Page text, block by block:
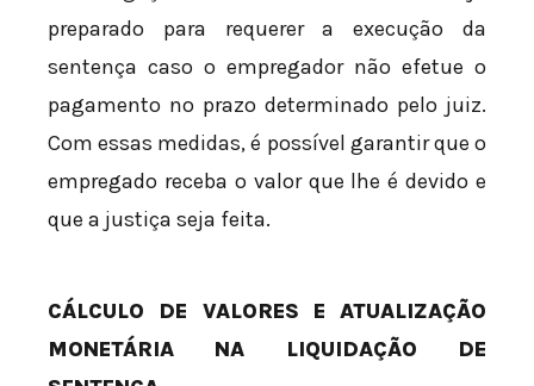
preparado para requerer a execução da
sentença caso o empregador não efetue o
pagamento no prazo determinado pelo juiz.
Com essas medidas, é possível garantir que o
empregado receba o valor que lhe é devido e
que a justiça seja feita.
CÁLCULO DE VALORES E ATUALIZAÇÃO
MONETÁRIA NA LIQUIDAÇÃO DE